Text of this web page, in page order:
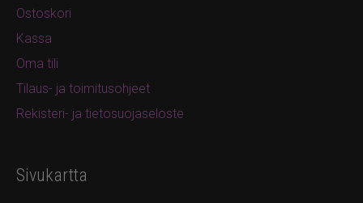
Ostoskori
Kassa
Oma tili
Tilaus- ja toimitusohjeet
Rekisteri- ja tietosuojaseloste
Sivukartta